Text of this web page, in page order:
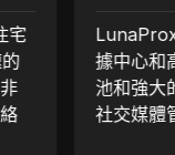
宅
據中心和
池和強大
社交媒體